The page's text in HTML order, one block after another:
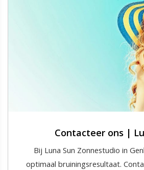
Contacteer ons |
Bij Luna Sun Zonnestudio in
optimaal bruiningsresultaat.